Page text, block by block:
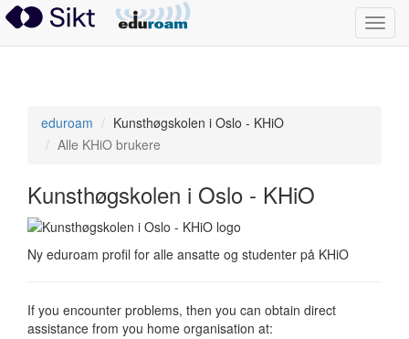
eduroam
eduroam
Kunsthøgskolen i Oslo - KHiO
Alle KHiO brukere
Kunsthøgskolen i Oslo - KHiO
Ny eduroam profil for alle ansatte og studenter på KHiO
If you encounter problems, then you can obtain direct
assistance from you home organisation at: